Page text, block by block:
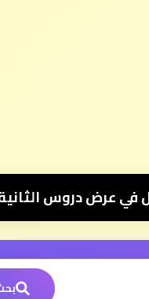
الكامل ⭐ تواصل معنا عبر واتساب هنا 📲06.00.58.39.68📲 وسنتواصل